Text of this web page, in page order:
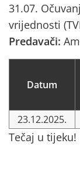
31.07.
vrijednosti
Predavači:
Datum
23.12.2025.
Tečaj u tijeku!